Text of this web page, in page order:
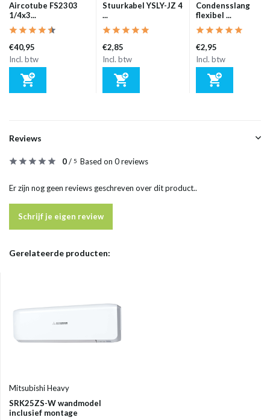
Aircotube FS2303
1/4x3...
€40,95
Incl. btw
Stuurkabel YSLY-JZ 4
...
€2,85
Incl. btw
Condensslang
flexibel ...
€2,95
Incl. btw
Reviews
0/ 5 Based on 0 reviews
Er zijn nog geen reviews geschreven over dit product..
Schrijf je eigen review
Gerelateerde producten:
Mitsubishi Heavy
SRK25ZS-W wandmodel
inclusief montage